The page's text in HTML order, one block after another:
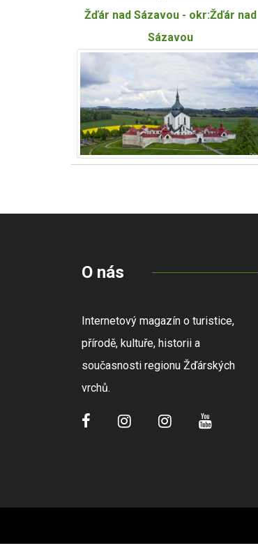
Žďár nad Sázavou - okr:Žďár nad
Sázavou
O nás
Internetový magazín o turistice,
přírodě, kultuře, historii a
současnosti regionu Žďárských
vrchů.